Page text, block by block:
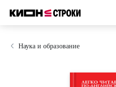
Наука и образование